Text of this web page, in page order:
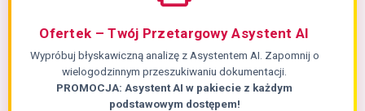
Ofertek – Twój Przetargowy Asystent AI
Wypróbuj błyskawiczną analizę z Asystentem AI. Zapomnij o
wielogodzinnym przeszukiwaniu dokumentacji.
PROMOCJA: Asystent AI w pakiecie z każdym
podstawowym dostępem!